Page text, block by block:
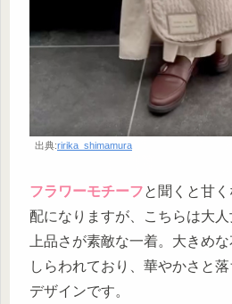
出典:ririka_shimamura
フラワーモチーフと聞くと甘
配になりますが、こちらは大
上品さが素敵な一着。大きめ
しらわれており、華やかさと
デザインです。